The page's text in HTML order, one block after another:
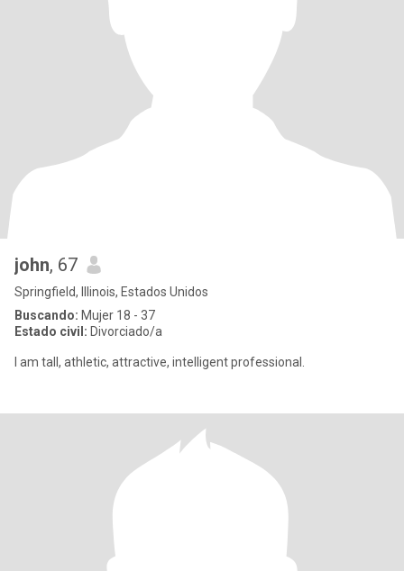
john, 67
Springfield, Illinois, Estados Unidos
Buscando: Mujer 18 - 37
Estado civil: Divorciado/a
I am tall, athletic, attractive, intelligent professional.